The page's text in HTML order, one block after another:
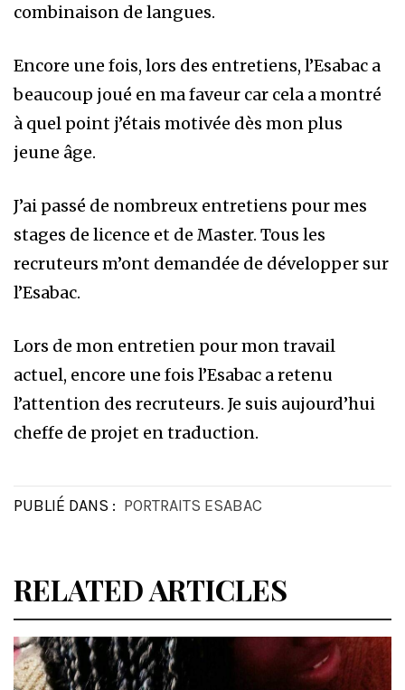
combinaison de langues.
Encore une fois, lors des entretiens, l’Esabac a
beaucoup joué en ma faveur car cela a montré
à quel point j’étais motivée dès mon plus
jeune âge.
J’ai passé de nombreux entretiens pour mes
stages de licence et de Master. Tous les
recruteurs m’ont demandée de développer sur
l’Esabac.
Lors de mon entretien pour mon travail
actuel, encore une fois l’Esabac a retenu
l’attention des recruteurs. Je suis aujourd’hui
cheffe de projet en traduction.
PUBLIÉ DANS : PORTRAITS ESABAC
RELATED ARTICLES